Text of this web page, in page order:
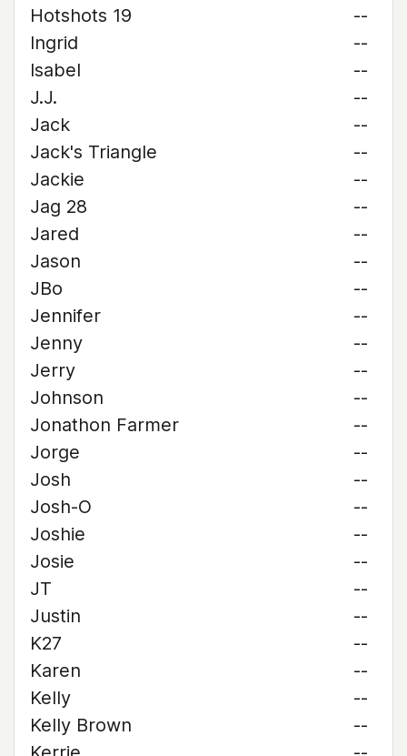
Hotshots 19
--
Ingrid
--
Isabel
--
J.J.
--
Jack
--
Jack's Triangle
--
Jackie
--
Jag 28
--
Jared
--
Jason
--
JBo
--
Jennifer
--
Jenny
--
Jerry
--
Johnson
--
Jonathon Farmer
--
Jorge
--
Josh
--
Josh-O
--
Joshie
--
Josie
--
JT
--
Justin
--
K27
--
Karen
--
Kelly
--
Kelly Brown
--